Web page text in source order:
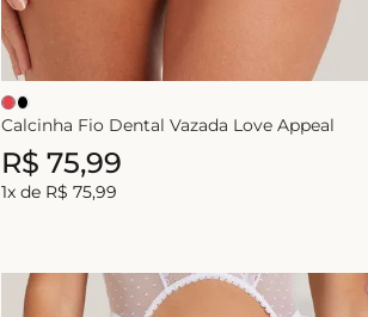
Calcinha Fio Dental Vazada Love Appeal
R$ 75,99
1x de R$ 75,99